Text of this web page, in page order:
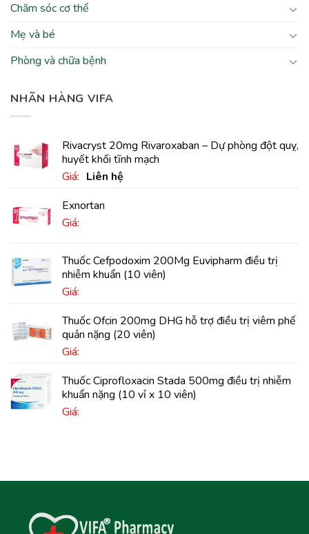
Chăm sóc cơ thể
Mẹ và bé
Phòng và chữa bệnh
NHÃN HÀNG VIFA
Rivacryst 20mg Rivaroxaban – Dự phòng đột quỵ,
huyết khối tĩnh mạch
Giá: Liên hệ
Exnortan
Giá:
Thuốc Cefpodoxim 200Mg Euvipharm điều trị
nhiễm khuẩn (10 viên)
Giá:
Thuốc Ofcin 200mg DHG hỗ trợ điều trị viêm phế
quản nặng (20 viên)
Giá:
Thuốc Ciprofloxacin Stada 500mg điều trị nhiễm
khuẩn nặng (10 vỉ x 10 viên)
Giá: